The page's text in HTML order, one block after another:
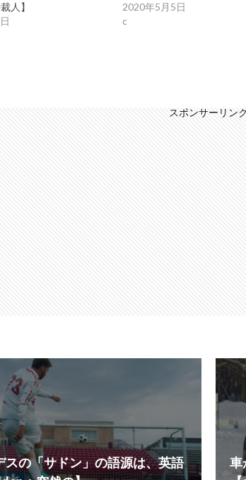
人】
2020年5月5日
c
スポンサーリンク
スの「サドン」の語源は、英語
車